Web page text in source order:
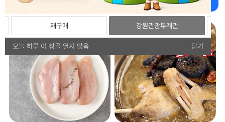
재구매 강원관광두레관
오늘 하루 이 창을 열지 않음 닫기